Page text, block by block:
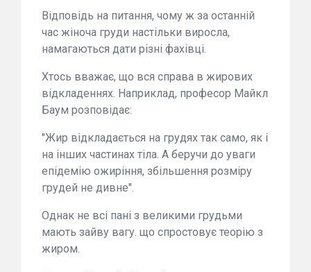
Відповідь на питання, чому ж за останній
час жіноча груди настільки виросла,
намагаються дати різні фахівці.
Хтось вважає, що вся справа в жирових
відкладеннях. Наприклад, професор Майкл
Баум розповідає:
"Жир відкладається на грудях так само, як і
на інших частинах тіла. А беручи до уваги
епідемію ожиріння, збільшення розміру
грудей не дивне".
Однак не всі пані з великими грудьми
мають зайву вагу. що спростовує теорію з
жиром.